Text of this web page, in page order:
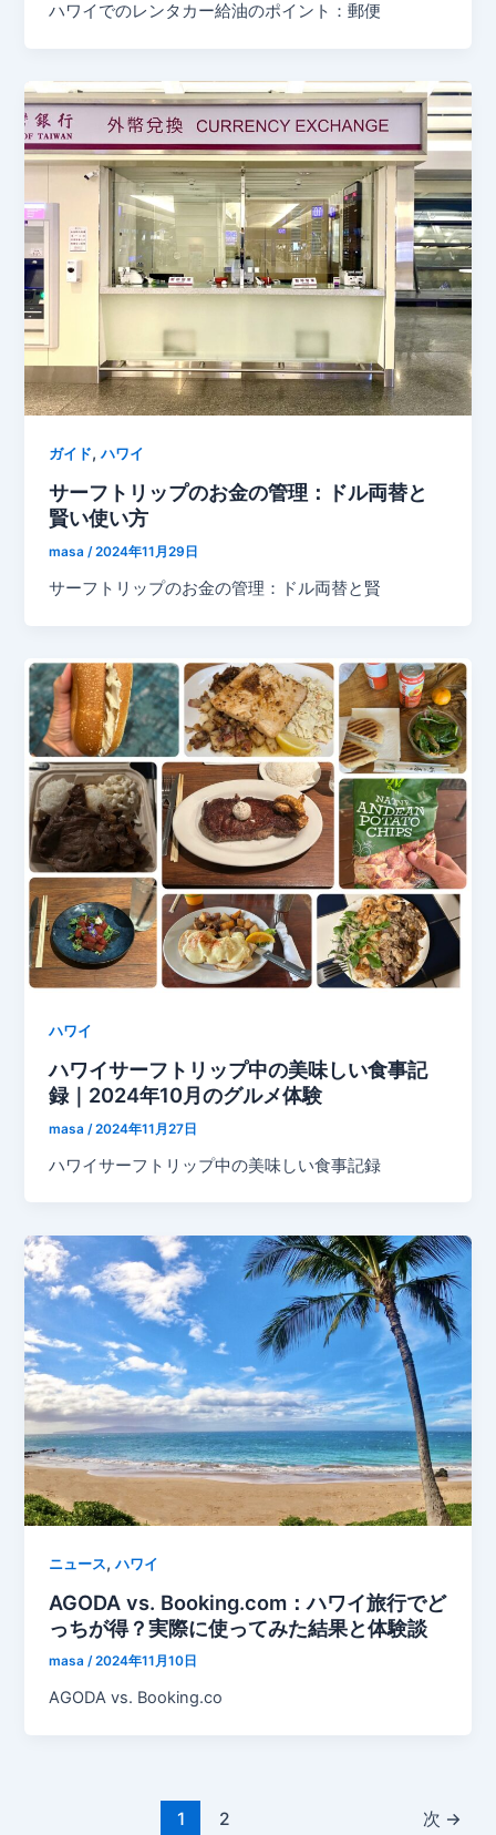
ハワイでのレンタカー給油のポイント：郵便
ガイド,ハワイ
サーフトリップのお金の管理：ドル両替と
賢い使い方
masa/2024年11月29日
サーフトリップのお金の管理：ドル両替と賢
ハワイ
ハワイサーフトリップ中の美味しい食事記
録｜2024年10月のグルメ体験
masa /2024年11月27日
ハワイサーフトリップ中の美味しい食事記録
ニュース,ハワイ
AGODA vs. Booking.com：ハワイ旅行でど
っちが得？実際に使ってみた結果と体験談
masa/2024年11月10日
AGODA vs. Booking.co
1 2 次 →